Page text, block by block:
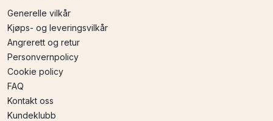
Generelle vilkår
Kjøps- og leveringsvilkår
Angrerett og retur
Personvernpolicy
Cookie policy
FAQ
Kontakt oss
Kundeklubb